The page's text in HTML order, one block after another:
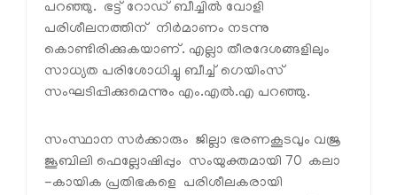
പറഞ്ഞു. ഭട്ട് റോഡ് ബീച്ചില്‍ വോളി
പരിശീലനത്തിന് നിര്‍മാണം നടന്നു
കൊണ്ടിരിക്കുകയാണ്. എല്ലാ തീരദേശങ്ങളിലും
സാധ്യത പരിശോധിച്ചു ബീച്ച് ഗെയിംസ്
സംഘടിപ്പിക്കുമെന്നും എം.എല്‍.എ പറഞ്ഞു.
സംസ്ഥാന സര്‍ക്കാരും ജില്ലാ ഭരണകൂടവും വജ്ര
ജൂബിലി ഫെല്ലോഷിപ്പും സംയുക്തമായി 70 കലാ
-കായിക പ്രതിഭകളെ പരിശീലകരായി